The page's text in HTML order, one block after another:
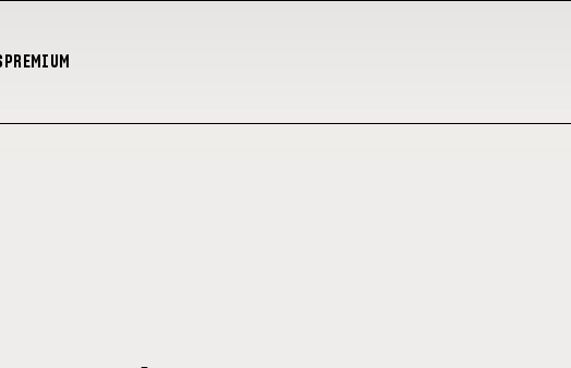
PREMIUM